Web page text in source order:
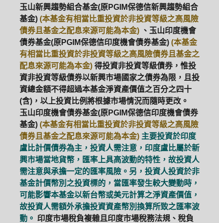
玉山新興趨勢組合基金(原PGIM保德信新興趨勢組合
基金) (本基金有相當比重投資於非投資等級之高風險
債券且基金之配息來源可能為本金) 、玉山印度機會
債券基金(原PGIM保德信印度機會債券基金) (本基金
有相當比重投資於非投資等級之高風險債券且基金之
配息來源可能為本金) 得投資非投資等級債券，惟投
資非投資等級債券以新興市場國家之債券為限，且投
資總金額不得超過本基金淨資產價值之百分之四十
(含)，以上投資比例將根據市場情況而隨時更改。
玉山印度機會債券基金(原PGIM保德信印度機會債券
基金) (本基金有相當比重投資於非投資等級之高風險
債券且基金之配息來源可能為本金) 主要投資於印度
盧比計價債券為主，投資人需注意，印度盧比屬於新
興市場當地貨幣，匯率上具高波動的特性，故投資人
需注意與承擔一定的匯率風險。另，投資人投資於非
基金計價幣別之投資標的，當匯率發生較大變動時，
可能影響本基金以新台幣或美元計算之淨資產價值，
故投資人需額外承擔投資資產幣別換算所致之匯率波
動。 印度市場稅負複雜且印度市場稅務法規、稅負